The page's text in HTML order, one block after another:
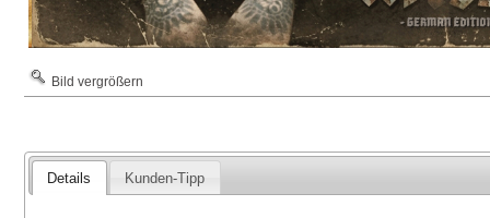
Bild vergrößern
Details Kunden-Tipp